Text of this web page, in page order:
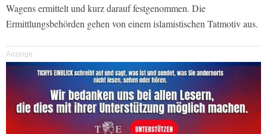
Wagens ermittelt und kurz darauf festgenommen. Die
Ermittlungsbehörden gehen von einem islamistischen Tatmotiv aus.
Anzeige